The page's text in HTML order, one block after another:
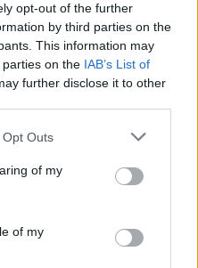
opt-out of the further
by third parties on the
This information may
on the IAB’s List of
further disclose it to other
uses one or more Google
behaviour. You may click to
and its third-party tags to
purposes in below Google
Outs
of my
of my
Πολιτισμού δήλωσε:
ένα μοναδικό και
το οποίο, μέσα